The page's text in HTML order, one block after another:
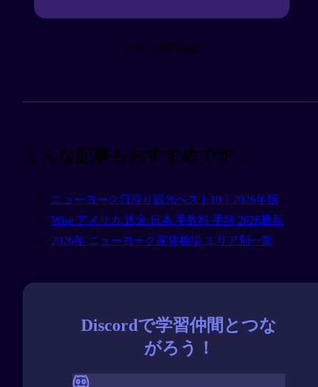
今すぐ無料体験
こんな記事もおすすめです：
ニューヨーク日帰り観光ベスト10｜2026年版
Wise アメリカ 送金 日本 手数料 手順 2026最新
2026年 ニューヨーク家賃相場 エリア別一覧
Discordで学習仲間とつな
がろう！